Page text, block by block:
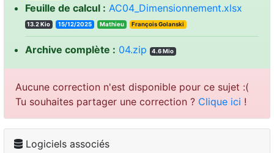
Feuille de calcul : AC04_Dimensionnement.xlsx
13.2 Kio 15/12/2025 Mathieu François Golanski
Archive complète : 04.zip 4.6 Mio
Aucune correction n'est disponible pour ce sujet :(
Tu souhaites partager une correction ? Clique ici !
Logiciels associés